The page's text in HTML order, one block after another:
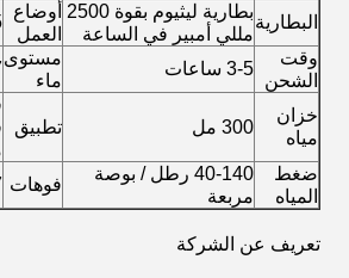
البطارية
بطارية ليثيوم بقوة 2500
مللي أمبير في الساعة
أوضاع
العمل
5
وقت
الشحن
3-5 ساعات
مستوى
ماء
خزان
مياه
300 مل تطبيق
ضغط
المياه
40-140 رطل / بوصة
مربعة
فوهات 7
تعريف عن الشركة